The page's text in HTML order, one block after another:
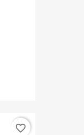
favorite_border